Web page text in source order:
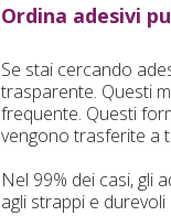
Ordina adesivi
Se stai cercando
trasparente. Questi
frequente. Questi
vengono trasferite a
Nel 99% dei casi, gli
agli strappi e